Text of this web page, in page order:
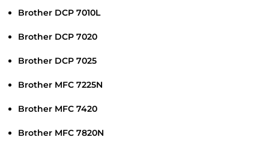
Brother DCP 7010L
Brother DCP 7020
Brother DCP 7025
Brother MFC 7225N
Brother MFC 7420
Brother MFC 7820N